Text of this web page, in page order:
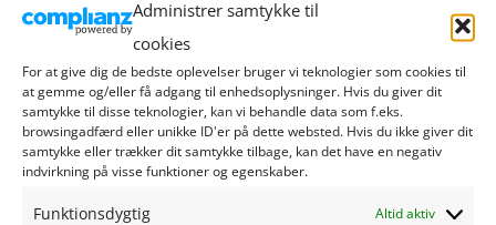
Administrer samtykke til
cookies
For at give dig de bedste oplevelser bruger vi teknologier som cookies til
at gemme og/eller få adgang til enhedsoplysninger. Hvis du giver dit
samtykke til disse teknologier, kan vi behandle data som f.eks.
browsingadfærd eller unikke ID'er på dette websted. Hvis du ikke giver dit
samtykke eller trækker dit samtykke tilbage, kan det have en negativ
indvirkning på visse funktioner og egenskaber.
Funktionsdygtig Altid aktiv
september 2024
august 2024
juli 2024